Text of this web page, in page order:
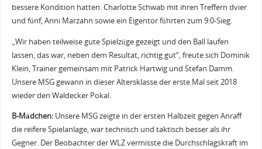
bessere Kondition hatten. Charlotte Schwab mit ihren Treffern dvier
und fünf, Anni Marzahn sowie ein Eigentor führten zum 9:0-Sieg.
„Wir haben teilweise gute Spielzüge gezeigt und den Ball laufen
lassen, das war, neben dem Resultat, richtig gut“, freute sich Dominik
Klein, Trainer gemeinsam mit Patrick Hartwig und Stefan Damm.
Unsere MSG gewann in dieser Altersklasse der erste Mal seit 2018
wieder den Waldecker Pokal.
B-Mädchen: Unsere MSG zeigte in der ersten Halbzeit gegen Anraff
die reifere Spielanlage, war technisch und taktisch besser als ihr
Gegner. Der Beobachter der WLZ vermisste die Durchschlagskraft im